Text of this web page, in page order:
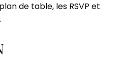
de table, les RSVP et